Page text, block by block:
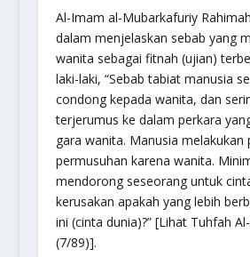
Al-Imam al-Mubarkafuriy
dalam menjelaskan sebab yang
wanita sebagai fitnah (ujian)
laki-laki, “Sebab tabiat manusia
condong kepada wanita, dan
terjerumus ke dalam perkara
gara wanita. Manusia melakukan
permusuhan karena wanita.
mendorong seseorang untuk
kerusakan apakah yang lebih
ini (cinta dunia)?”[Lihat Tuhfah
(7/89)].